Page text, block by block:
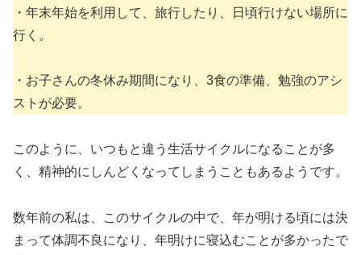
・年末年始を利用して、旅行したり、日頃行けない場所に
行く。
・お子さんの冬休み期間になり、3食の準備、勉強のアシ
ストが必要。
このように、いつもと違う生活サイクルになることが多
く、精神的にしんどくなってしまうこともあるようです。
数年前の私は、このサイクルの中で、年が明ける頃には決
まって体調不良になり、年明けに寝込むことが多かったで